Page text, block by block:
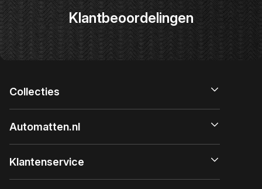
Klantbeoordelingen
Collecties
Automatten.nl
Klantenservice